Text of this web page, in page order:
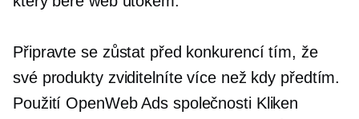
Připravte se zůstat před konkurencí tím, že
své produkty zviditelníte více než kdy předtím.
Použití OpenWeb Ads společnosti Kliken